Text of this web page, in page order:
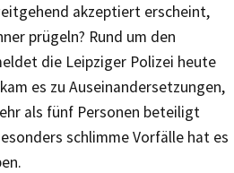
akzeptiert erscheint,
prügeln? Rund um den
die Leipziger Polizei heute
es zu Auseinandersetzungen,
als fünf Personen beteiligt
schlimme Vorfälle hat es